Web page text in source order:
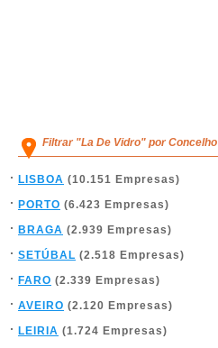
Filtrar "La De Vidro" por Concelho
LISBOA (10.151 Empresas)
PORTO (6.423 Empresas)
BRAGA (2.939 Empresas)
SETÚBAL (2.518 Empresas)
FARO (2.339 Empresas)
AVEIRO (2.120 Empresas)
LEIRIA (1.724 Empresas)